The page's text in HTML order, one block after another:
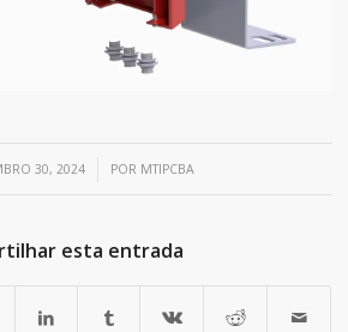
30, 2024
/ POR MTIPCBA
esta entrada